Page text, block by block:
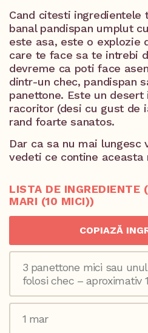
Cand citesti ingredientele
banal pandispan umplut
este asa, este o explozie
care te face sa te intrebi
devreme ca poti face
dintr-un chec, pandispan
panettone. Este un
racoritor (desi cu gust de
rand foarte sanatos.
Dar ca sa nu mai lungesc
vedeti ce contine aceasta
LISTA DE INGREDIENTE
MARI (10 MICI))
COPIAZĂ
3 panettone mici sau
folosi chec – aproximativ
1 mar